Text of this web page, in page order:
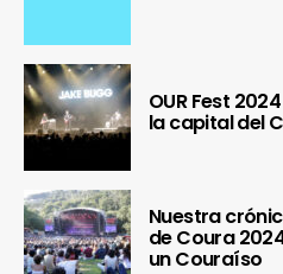
OUR Fest
la capital del
Nuestra
de Coura
un Couraíso